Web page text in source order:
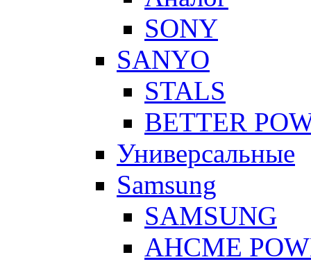
SONY
SANYO
STALS
BETTER
Универсальные
Samsung
SAMSUNG
AHCME